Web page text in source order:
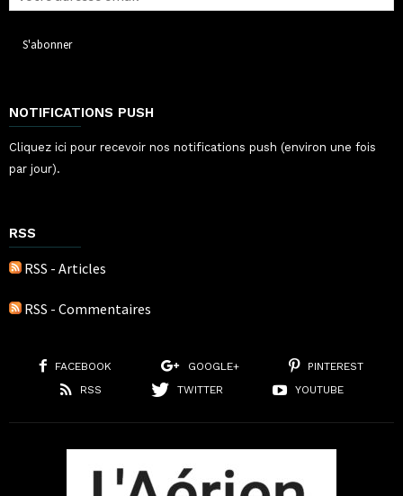
NOTIFICATIONS PUSH
Cliquez ici pour recevoir nos notifications push (environ une fois
par jour).
RSS
RSS - Articles
RSS - Commentaires
FACEBOOK GOOGLE+
PINTEREST
RSS
TWITTER YOUTUBE